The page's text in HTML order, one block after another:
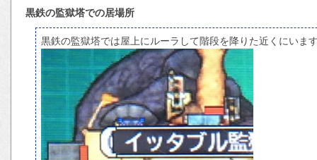
黒鉄の監獄塔での居場所
黒鉄の監獄塔では屋上にルーラして階段を降りた近くにいま